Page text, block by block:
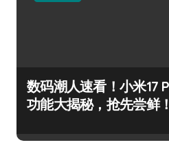
数码潮人速看！小米17
功能大揭秘，抢先尝鲜！